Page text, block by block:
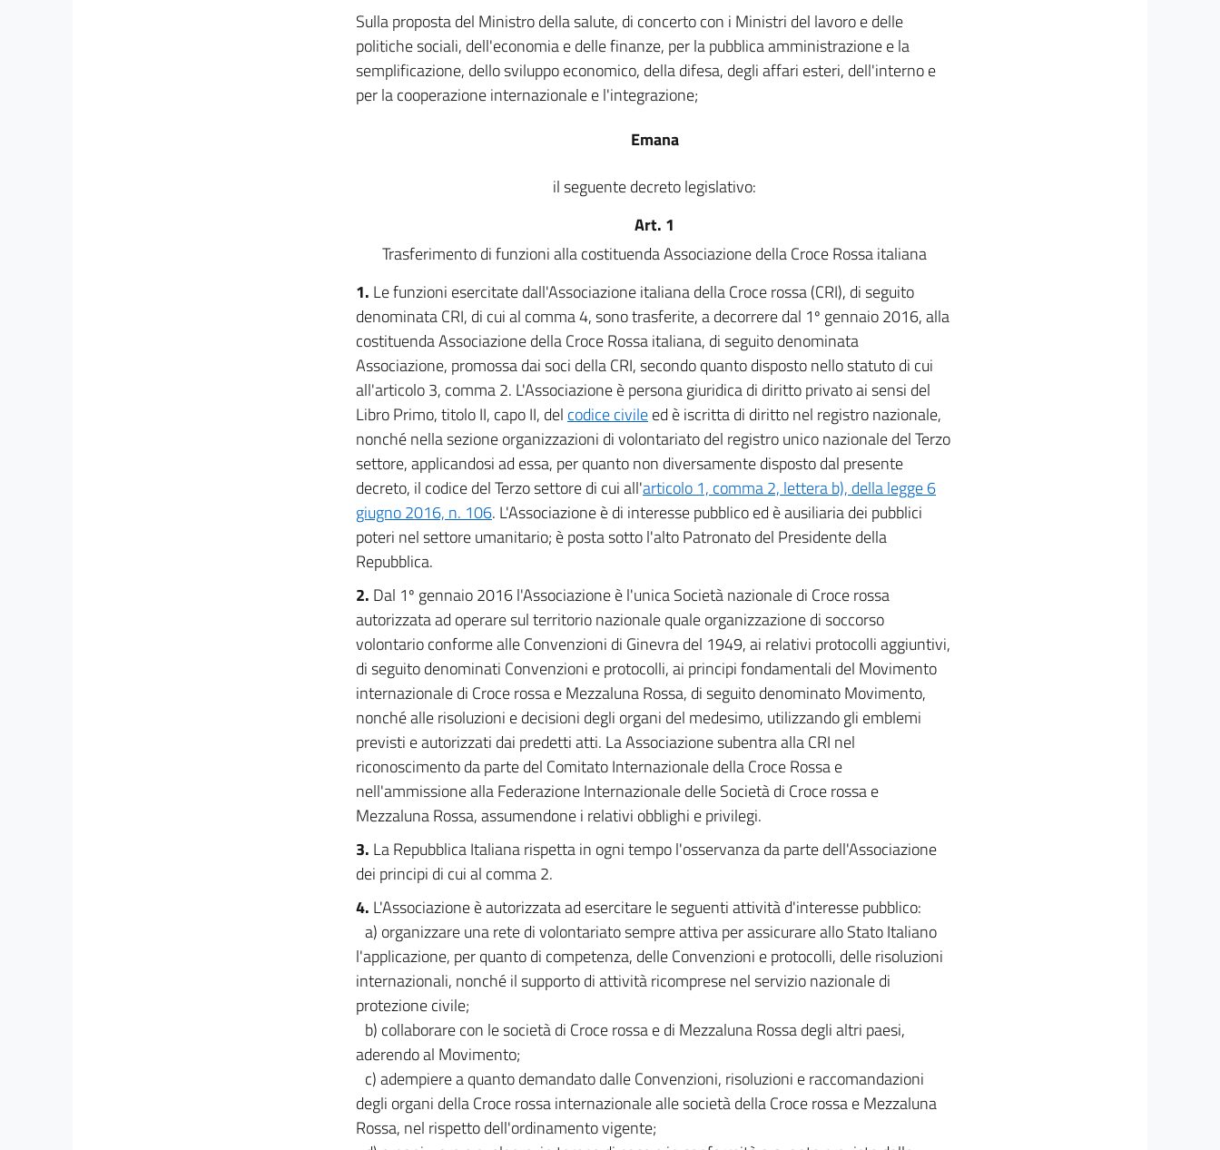
Sulla proposta del Ministro della salute, di concerto con i Ministri del lavoro e delle
politiche sociali, dell'economia e delle finanze, per la pubblica amministrazione e la
semplificazione, dello sviluppo economico, della difesa, degli affari esteri, dell'interno e
per la cooperazione internazionale e l'integrazione;
Emana
il seguente decreto legislativo:
Art. 1
Trasferimento di funzioni alla costituenda Associazione della Croce Rossa italiana
1. Le funzioni esercitate dall'Associazione italiana della Croce rossa (CRI), di seguito
denominata CRI, di cui al comma 4, sono trasferite, a decorrere dal 1º gennaio 2016, alla
costituenda Associazione della Croce Rossa italiana, di seguito denominata
Associazione, promossa dai soci della CRI, secondo quanto disposto nello statuto di cui
all'articolo 3, comma 2. L'Associazione è persona giuridica di diritto privato ai sensi del
Libro Primo, titolo II, capo II, del codice civileed è iscritta di diritto nel registro nazionale,
nonché nella sezione organizzazioni di volontariato del registro unico nazionale del Terzo
settore, applicandosi ad essa, per quanto non diversamente disposto dal presente
decreto, il codice del Terzo settore di cui all'articolo 1, comma 2, lettera b), della legge 6
giugno 2016, n. 106. L'Associazione è di interesse pubblico ed è ausiliaria dei pubblici
poteri nel settore umanitario; è posta sotto l'alto Patronato del Presidente della
Repubblica.
2. Dal 1º gennaio 2016 l'Associazione è l'unica Società nazionale di Croce rossa
autorizzata ad operare sul territorio nazionale quale organizzazione di soccorso
volontario conforme alle Convenzioni di Ginevra del 1949, ai relativi protocolli aggiuntivi,
di seguito denominati Convenzioni e protocolli, ai principi fondamentali del Movimento
internazionale di Croce rossa e Mezzaluna Rossa, di seguito denominato Movimento,
nonché alle risoluzioni e decisioni degli organi del medesimo, utilizzando gli emblemi
previsti e autorizzati dai predetti atti. La Associazione subentra alla CRI nel
riconoscimento da parte del Comitato Internazionale della Croce Rossa e
nell'ammissione alla Federazione Internazionale delle Società di Croce rossa e
Mezzaluna Rossa, assumendone i relativi obblighi e privilegi.
3. La Repubblica Italiana rispetta in ogni tempo l'osservanza da parte dell'Associazione
dei principi di cui al comma 2.
4. L'Associazione è autorizzata ad esercitare le seguenti attività d'interesse pubblico:
a) organizzare una rete di volontariato sempre attiva per assicurare allo Stato Italiano
l'applicazione, per quanto di competenza, delle Convenzioni e protocolli, delle risoluzioni
internazionali, nonché il supporto di attività ricomprese nel servizio nazionale di
protezione civile;
b) collaborare con le società di Croce rossa e di Mezzaluna Rossa degli altri paesi,
aderendo al Movimento;
c) adempiere a quanto demandato dalle Convenzioni, risoluzioni e raccomandazioni
degli organi della Croce rossa internazionale alle società della Croce rossa e Mezzaluna
Rossa, nel rispetto dell'ordinamento vigente;